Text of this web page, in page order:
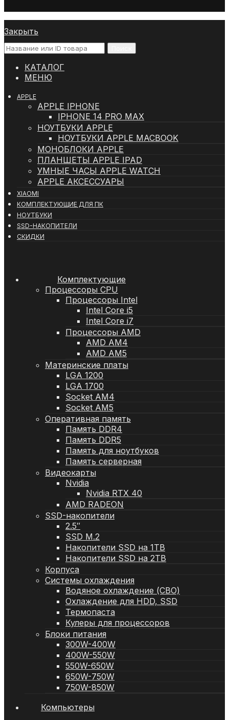
Закрыть
КАТАЛОГ
МЕНЮ
APPLE
APPLE IPHONE
IPHONE 14 PRO MAX
НОУТБУКИ APPLE
НОУТБУКИ APPLE MACBOOK
МОНОБЛОКИ APPLE
ПЛАНШЕТЫ APPLE IPAD
УМНЫЕ ЧАСЫ APPLE WATCH
APPLE АКСЕССУАРЫ
XIAOMI
КОМПЛЕКТУЮЩИЕ ДЛЯ ПК
НОУТБУКИ
SSD-НАКОПИТЕЛИ
СКИДКИ
Комплектующие
Процессоры CPU
Процессоры Intel
Intel Core i5
Intel Core i7
Процессоры AMD
AMD AM4
AMD AM5
Материнские платы
LGA 1200
LGA 1700
Socket AM4
Socket AM5
Оперативная память
Память DDR4
Память DDR5
Память для ноутбуков
Память серверная
Видеокарты
Nvidia
Nvidia RTX 40
AMD RADEON
SSD-накопители
2.5″
SSD M.2
Накопители SSD на 1TB
Накопители SSD на 2TB
Корпуса
Системы охлаждения
Водяное охлаждение (СВО)
Охлаждение для HDD, SSD
Термопаста
Кулеры для процессоров
Блоки питания
300W-400W
400W-550W
550W-650W
650W-750W
750W-850W
Компьютеры